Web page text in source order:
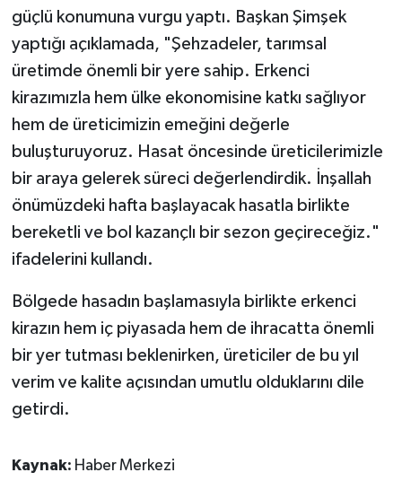
güçlü konumuna vurgu yaptı. Başkan Şimşek
yaptığı açıklamada, "Şehzadeler, tarımsal
üretimde önemli bir yere sahip. Erkenci
kirazımızla hem ülke ekonomisine katkı sağlıyor
hem de üreticimizin emeğini değerle
buluşturuyoruz. Hasat öncesinde üreticilerimizle
bir araya gelerek süreci değerlendirdik. İnşallah
önümüzdeki hafta başlayacak hasatla birlikte
bereketli ve bol kazançlı bir sezon geçireceğiz."
ifadelerini kullandı.
Bölgede hasadın başlamasıyla birlikte erkenci
kirazın hem iç piyasada hem de ihracatta önemli
bir yer tutması beklenirken, üreticiler de bu yıl
verim ve kalite açısından umutlu olduklarını dile
getirdi.
Kaynak: Haber Merkezi